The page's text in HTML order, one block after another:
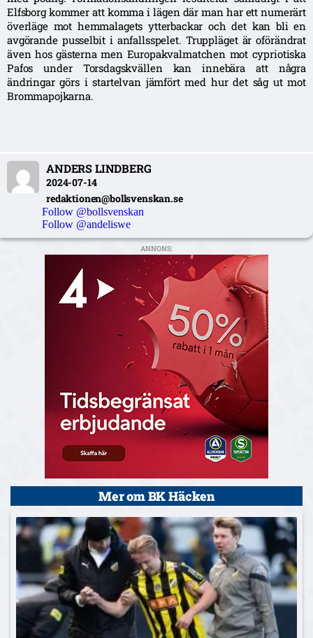
Elfsborg kommer att komma i lägen där man har ett numerärt
överläge mot hemmalagets ytterbackar och det kan bli en
avgörande pusselbit i anfallsspelet. Truppläget är oförändrat
även hos gästerna men Europakvalmatchen mot cypriotiska
Pafos under Torsdagskvällen kan innebära att några
ändringar görs i startelvan jämfört med hur det såg ut mot
Brommapojkarna.
ANDERS LINDBERG
2024-07-14
redaktionen@bollsvenskan.se
Follow @bollsvenskan
Follow @andeliswe
ANNONS:
Mer om BK Häcken